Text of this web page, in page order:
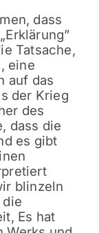
dass
Tatsache,
eine
auf das
der Krieg
des
dass die
es gibt
blinzeln
Es hat